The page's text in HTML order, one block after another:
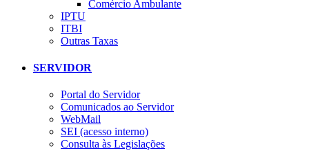
Comércio Ambulante
IPTU
ITBI
Outras Taxas
SERVIDOR
Portal do Servidor
Comunicados ao Servidor
WebMail
SEI (acesso interno)
Consulta às Legislações